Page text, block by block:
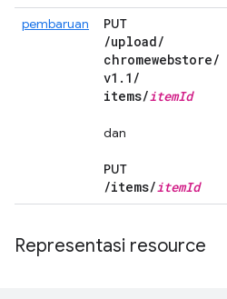
pembaruan
PUT
/upload/
chromewebstore/
v1 . 1 /
items/itemId
dan
PUT
/items/itemId
Representasi resource